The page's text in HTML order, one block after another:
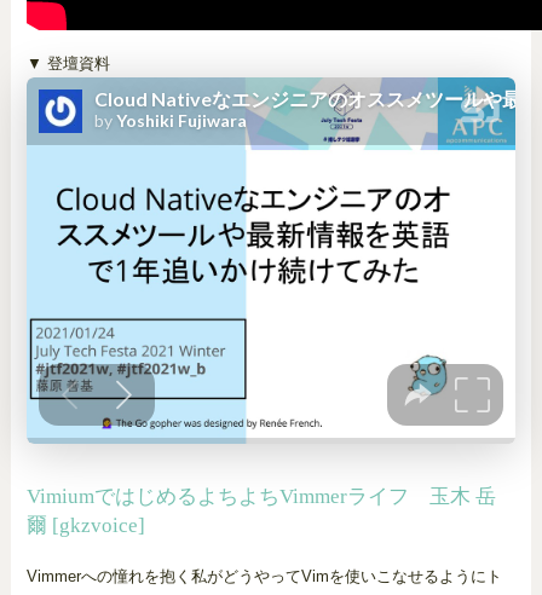
▼ 登壇資料
VimiumではじめるよちよちVimmerライフ 玉木 岳
爾 [gkzvoice]
Vimmerへの憧れを抱く私がどうやってVimを使いこなせるようにト